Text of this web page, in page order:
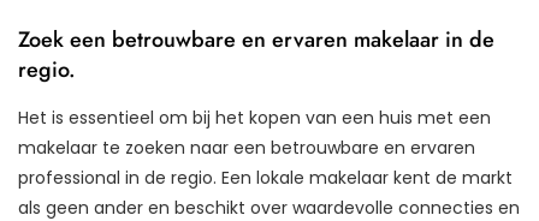
Zoek een betrouwbare en ervaren makelaar in de
regio.
Het is essentieel om bij het kopen van een huis met een
makelaar te zoeken naar een betrouwbare en ervaren
professional in de regio. Een lokale makelaar kent de markt
als geen ander en beschikt over waardevolle connecties en